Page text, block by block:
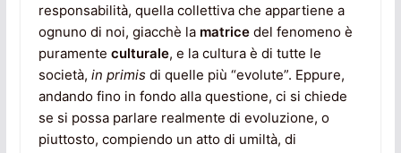
responsabilità, quella collettiva che appartiene a
ognuno di noi, giacchè la matricedel fenomeno è
puramente culturale, e la cultura è di tutte le
società, in primisdi quelle più “evolute”. Eppure,
andando fino in fondo alla questione, ci si chiede
se si possa parlare realmente di evoluzione, o
piuttosto, compiendo un atto di umiltà, di